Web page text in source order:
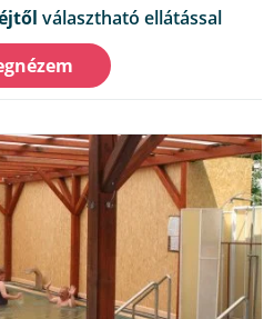
választható ellátással